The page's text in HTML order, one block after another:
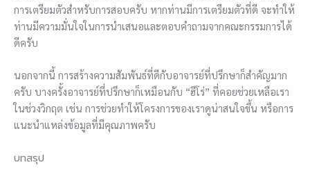
การเตรียมตัวสำหรับการสอบครับ หากท่านมีการเตรียมตัวที่ดี จะทำให้
ท่านมีความมั่นใจในการนำเสนอและตอบคำถามจากคณะกรรมการได้
ดีครับ
นอกจากนี้ การสร้างความสัมพันธ์ที่ดีกับอาจารย์ที่ปรึกษาก็สำคัญมาก
ครับ บางครั้งอาจารย์ที่ปรึกษาก็เหมือนกับ “ฮีโร่” ที่คอยช่วยเหลือเรา
ในช่วงวิกฤต เช่น การช่วยทำให้โครงการของเราดูน่าสนใจขึ้น หรือการ
แนะนำแหล่งข้อมูลที่มีคุณภาพครับ
บทสรุป